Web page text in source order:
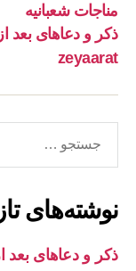
مناجات شعبانیه
ذکر و دعاهای بعد
zeyaarat
نوشته‌های
ذکر و دعاهای بعد